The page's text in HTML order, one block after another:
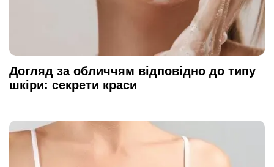
Догляд за обличчям відповідно до типу
шкіри: секрети краси